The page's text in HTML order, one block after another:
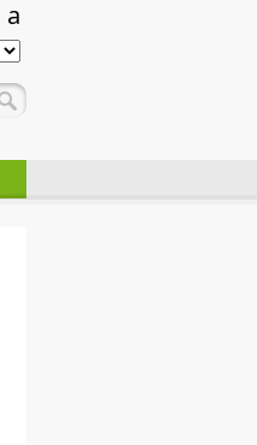
a